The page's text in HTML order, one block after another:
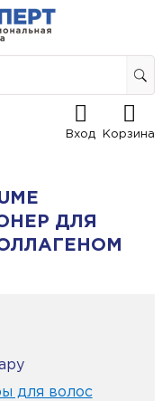
Вход Корзина
ДЛЯ
для волос